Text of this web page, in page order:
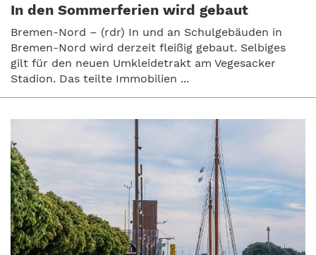
In den Sommerferien wird gebaut
Bremen-Nord – (rdr) In und an Schulgebäuden in
Bremen-Nord wird derzeit fleißig gebaut. Selbiges
gilt für den neuen Umkleidetrakt am Vegesacker
Stadion. Das teilte Immobilien ...